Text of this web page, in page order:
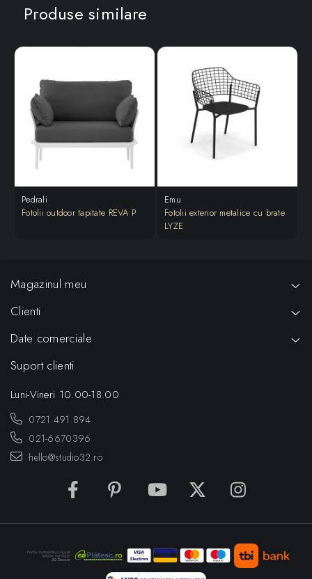
Produse similare
Pedrali
Fotolii outdoor tapitate REVA P
Emu
Fotolii exterior metalice cu brate
LYZE
Magazinul meu
Clienti
Date comerciale
Suport clienti
Luni-Vineri 10.00-18.00
0721.491.894
021-6670396
hello@studio32.ro